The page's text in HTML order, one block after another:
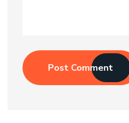
Post Comment